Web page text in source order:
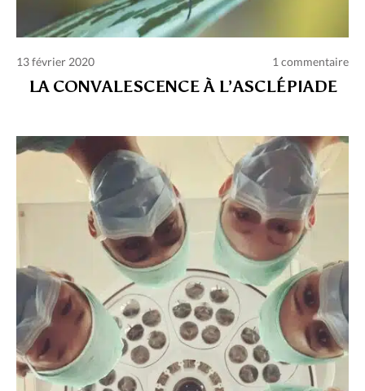
13 février 2020 1 commentaire
LA CONVALESCENCE À L’ASCLÉPIADE